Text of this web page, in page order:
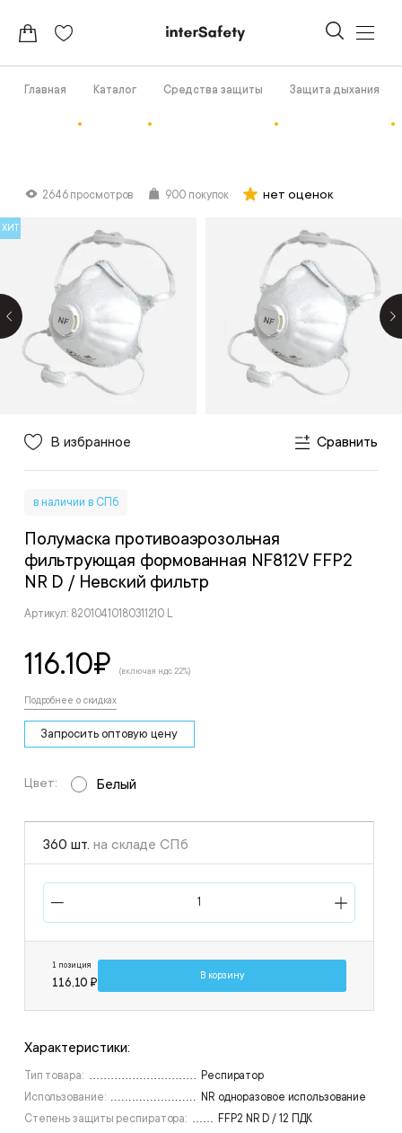
Главная Каталог Средства защиты Защита дыхания
2646 просмотров 900 покупок нет оценок
ХИТ
В избранное Сравнить
в наличии в СПб
Полумаска противоаэрозольная
фильтрующая формованная NF812V FFP2
NR D / Невский фильтр
Артикул: 82010410180311210 L
116.10₽ (включая ндс 22%)
Подробнее о скидках
Запросить оптовую цену
Цвет: Белый
360 шт. на складе СПб
1 позиция
116,10 ₽
В корзину
Характеристики:
Тип товара:
Респиратор
Использование:
NR одноразовое использование
Степень защиты респиратора:
FFP2 NR D / 12 ПДК